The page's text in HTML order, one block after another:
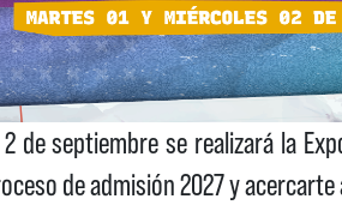
2 de septiembre se realizará la
de admisión 2027 y